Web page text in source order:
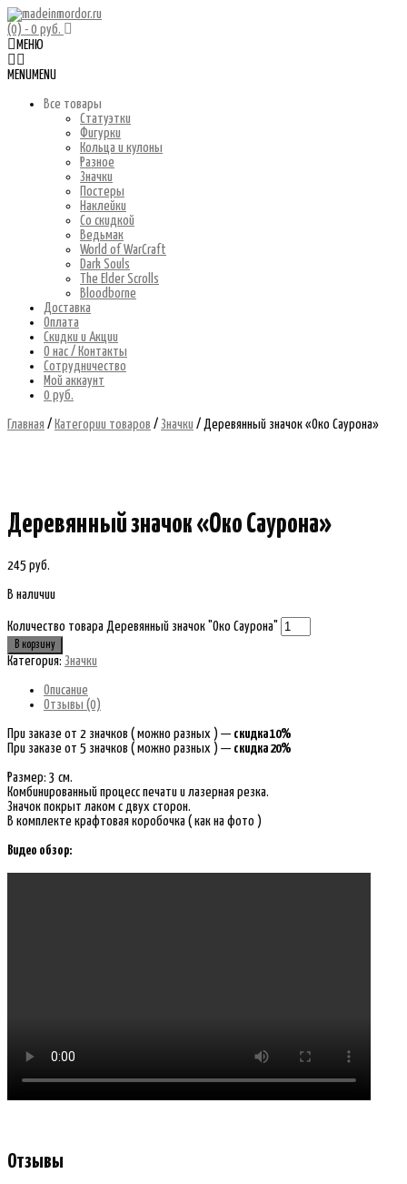
(0) - 0 руб.
МЕНЮ
MENU MENU
Все товары
Статуэтки
Фигурки
Кольца и кулоны
Разное
Значки
Постеры
Наклейки
Со скидкой
Ведьмак
World of WarCraft
Dark Souls
The Elder Scrolls
Bloodborne
Доставка
Оплата
Скидки и Акции
О нас / Контакты
Сотрудничество
Мой аккаунт
0 руб.
Главная / Категории товаров / Значки / Деревянный значок «Око Саурона»
Деревянный значок «Око Саурона»
245 руб.
В наличии
Количество товара Деревянный значок "Око Саурона"
В корзину
Категория: Значки
Описание
Отзывы (0)
При заказе от 2 значков ( можно разных ) — скидка 10%
При заказе от 5 значков ( можно разных ) — скидка 20%
Размер: 3 см.
Комбинированный процесс печати и лазерная резка.
Значок покрыт лаком с двух сторон.
В комплекте крафтовая коробочка ( как на фото )
Видео обзор:
Отзывы